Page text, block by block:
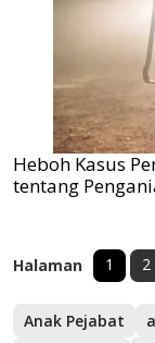
Heboh Kasus
tentang
Halaman 1 2
Anak Pejabat